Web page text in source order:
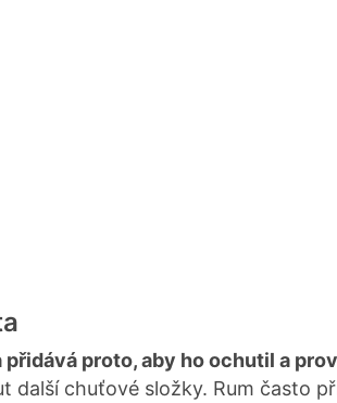
přidává proto, aby ho ochutil a
další chuťové složky. Rum často